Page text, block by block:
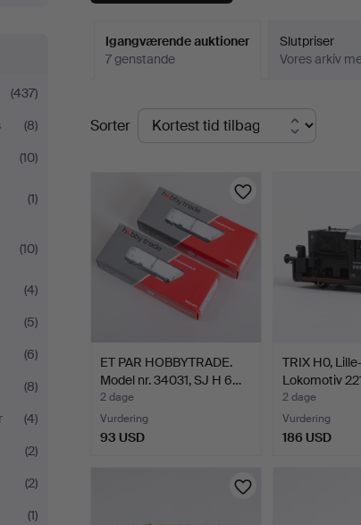
(437)
(8)
(10)
(1)
(10)
(4)
(5)
(6)
(8)
(4)
(2)
(2)
(1)
Igangværende auktioner
7 genstande
Slutpriser
Vores arkiv
Igangværende
auktioner
Sorter
ET PAR HOBBYTRADE.
Model nr. 34031, SJ H 6…
2 dage
Vurdering
93 USD
TRIX H0,
Lokomotiv
2 dage
Vurdering
186 USD